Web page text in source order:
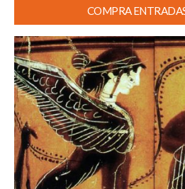
COMPRA